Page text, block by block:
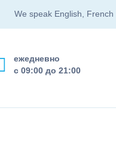
We speak English, French
ежедневно
с 09:00 до 21:00